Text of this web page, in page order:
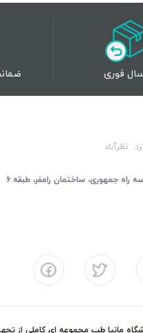
فوری
نظرآباد
راه جمهوری، ساختمان رامفر، طبقه 6
مانیا طب مجموعه ای کاملی از